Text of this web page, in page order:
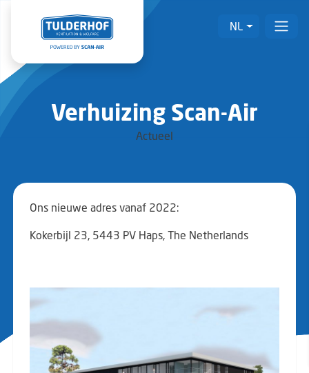
NL
Verhuizing Scan-Air
Actueel
Ons nieuwe adres vanaf 2022:
Kokerbijl 23, 5443 PV Haps, The Netherlands